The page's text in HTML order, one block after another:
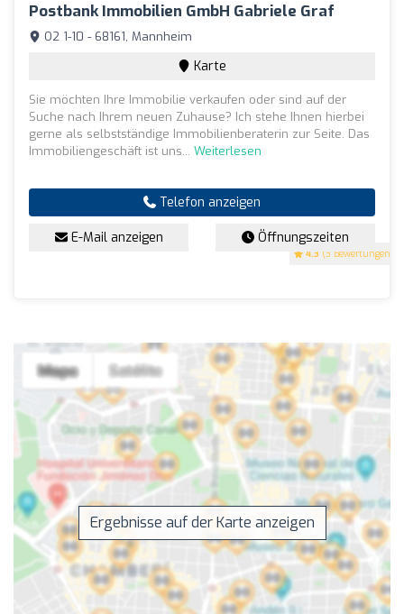
Postbank Immobilien GmbH Gabriele Graf
4.3 (3 Bewertungen)
O2 1-10 - 68161, Mannheim
Karte
Sie möchten Ihre Immobilie verkaufen oder sind auf der
Suche nach Ihrem neuen Zuhause? Ich stehe Ihnen hierbei
gerne als selbstständige Immobilienberaterin zur Seite. Das
Immobiliengeschäft ist uns... Weiterlesen
Telefon anzeigen
E-Mail anzeigen Öffnungszeiten
Ergebnisse auf der Karte anzeigen